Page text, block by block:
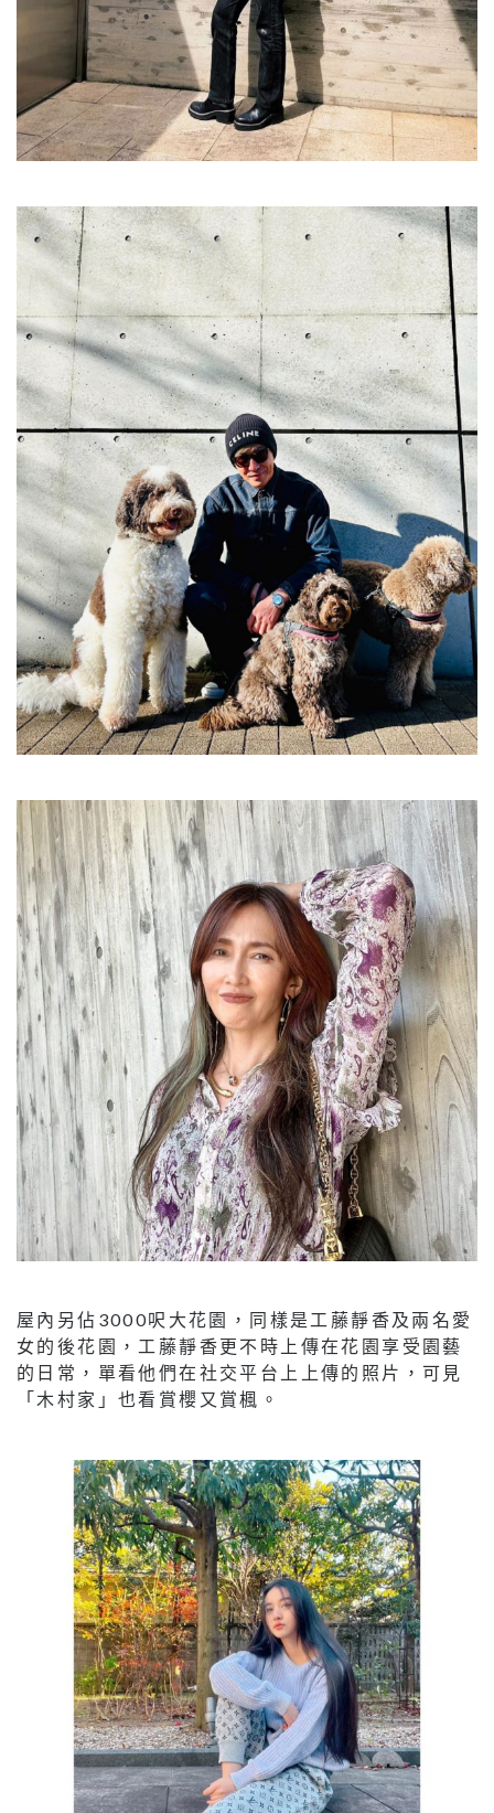
屋內另佔3000呎大花園，同樣是工藤靜香及兩名愛
女的後花園，工藤靜香更不時上傳在花園享受園藝
的日常，單看他們在社交平台上上傳的照片，可見
「木村家」也看賞櫻又賞楓。